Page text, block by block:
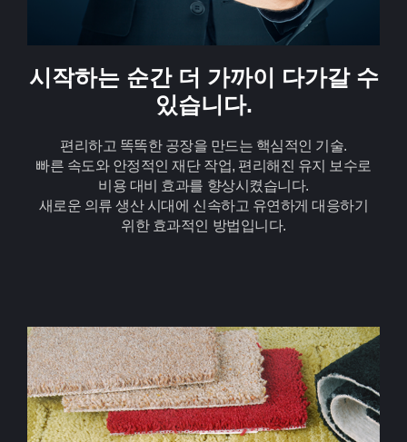
시작하는 순간 더 가까이 다가갈 수
있습니다.
편리하고 똑똑한 공장을 만드는 핵심적인 기술.
빠른 속도와 안정적인 재단 작업, 편리해진 유지 보수로
비용 대비 효과를 향상시켰습니다.
새로운 의류 생산 시대에 신속하고 유연하게 대응하기
위한 효과적인 방법입니다.